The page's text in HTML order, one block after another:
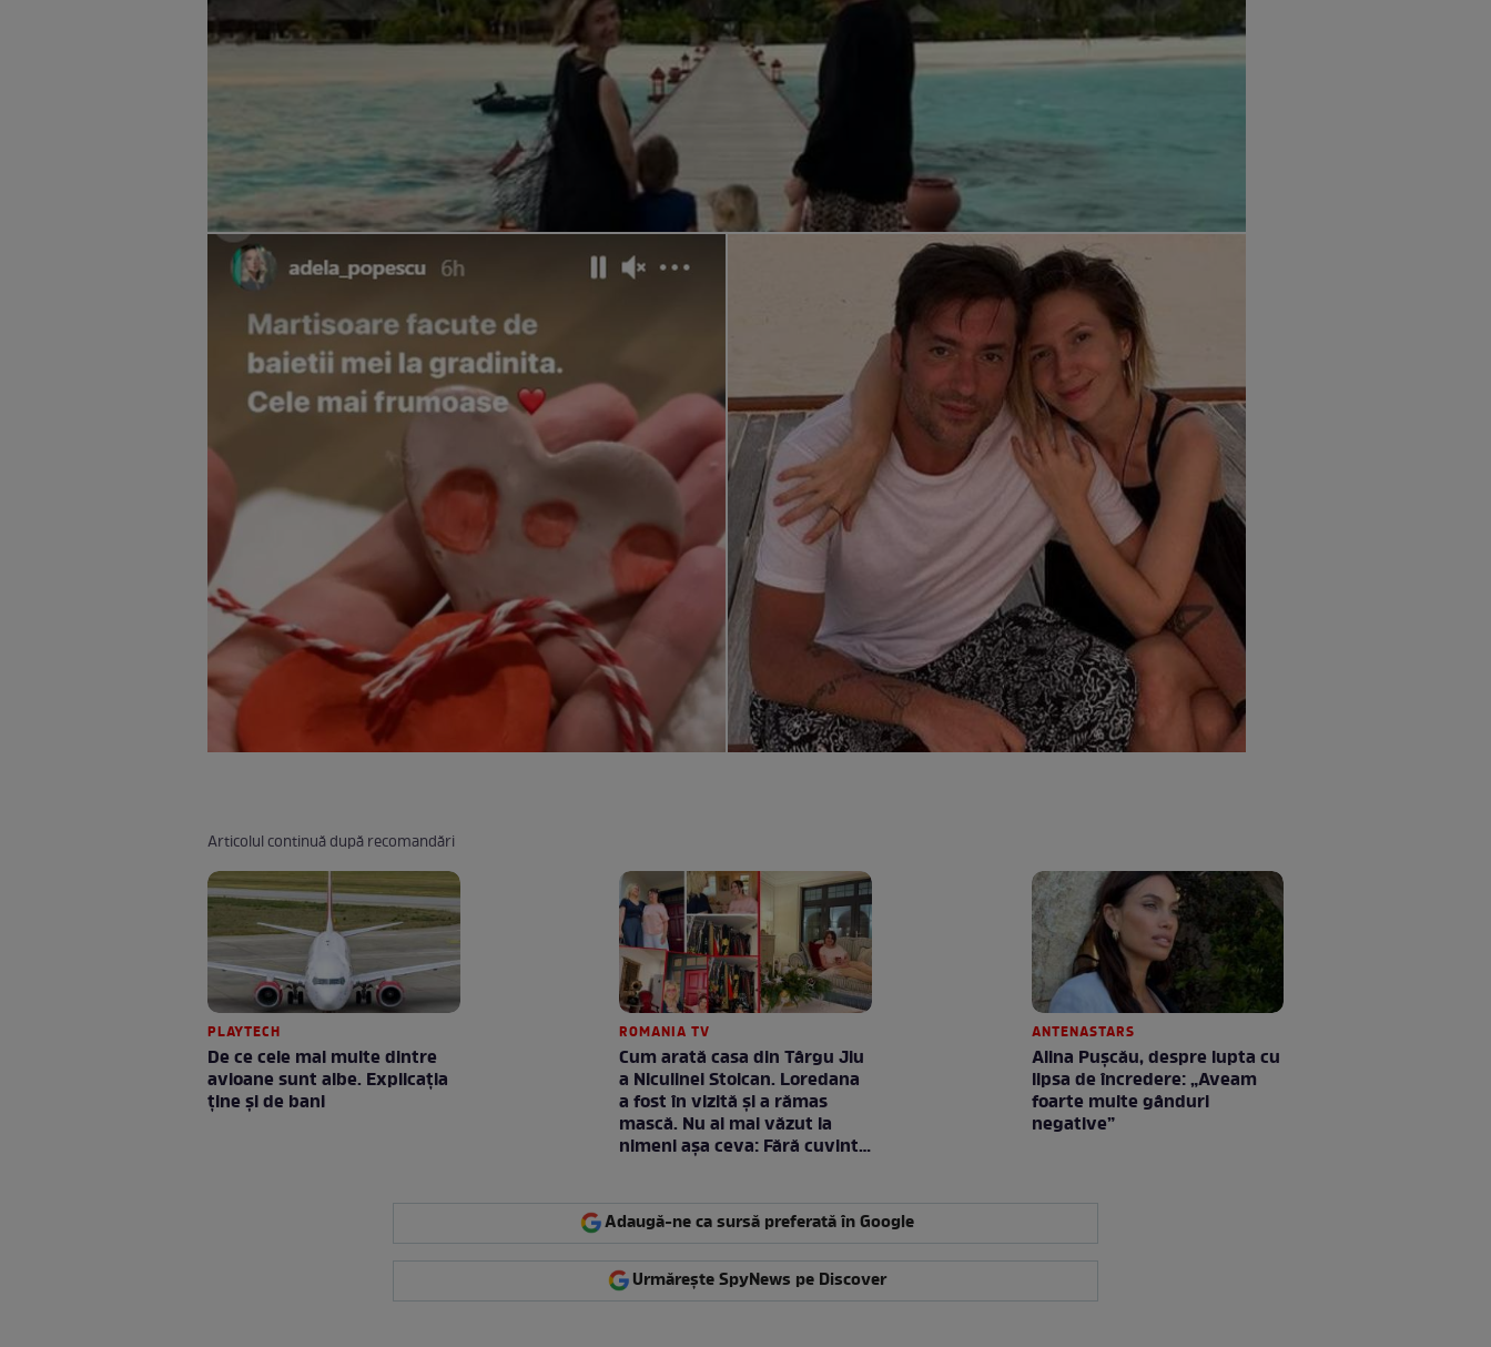
Articolul continuă după recomandări
PLAYTECH
De ce cele mai multe dintre
avioane sunt albe. Explicația
ține și de bani
ROMANIA TV
Cum arată casa din Târgu Jiu
a Niculinei Stoican. Loredana
a fost în vizită și a rămas
mască. Nu ai mai văzut la
nimeni așa ceva: Fără cuvinte
ANTENASTARS
Alina Pușcău, despre lupta cu
lipsa de încredere: „Aveam
foarte multe gânduri
negative”
Adaugă-ne ca sursă preferată în Google
Urmărește SpyNews pe Discover